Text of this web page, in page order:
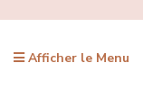
Afficher le Menu